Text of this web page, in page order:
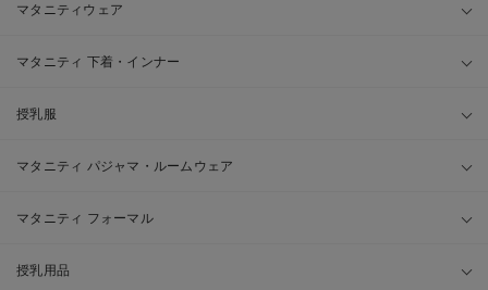
マタニティウェア
マタニティ 下着・インナー
授乳服
マタニティ パジャマ・ルームウェア
マタニティ フォーマル
授乳用品